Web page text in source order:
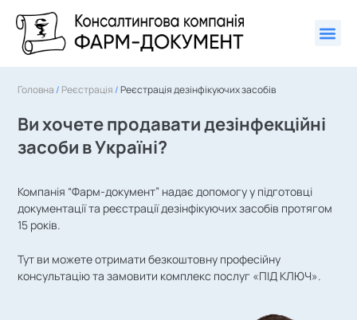
Головна/ Реєстрація/Реєстрація дезінфікуючих засобів
Ви хочете продавати дезінфекційні
засоби в Україні?
Компанія “Фарм-документ” надає допомогу у підготовці
документації та реєстрації дезінфікуючих засобів протягом
15 років.
Тут ви можете отримати безкоштовну професійну
консультацію та замовити комплекс послуг «ПІД КЛЮЧ».